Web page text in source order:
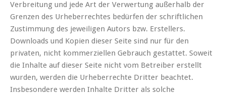
Verbreitung und jede Art der Verwertung außerhalb der
Grenzen des Urheberrechtes bedürfen der schriftlichen
Zustimmung des jeweiligen Autors bzw. Erstellers.
Downloads und Kopien dieser Seite sind nur für den
privaten, nicht kommerziellen Gebrauch gestattet. Soweit
die Inhalte auf dieser Seite nicht vom Betreiber erstellt
wurden, werden die Urheberrechte Dritter beachtet.
Insbesondere werden Inhalte Dritter als solche